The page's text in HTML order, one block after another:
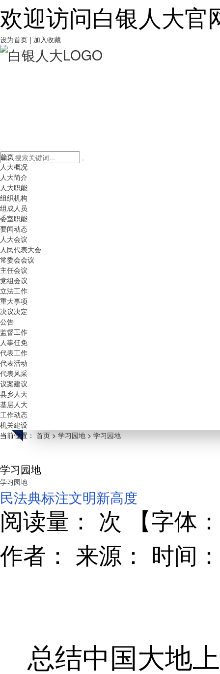
欢迎访问白银人大官
设为首页 | 加入收藏
首页
人大概况
人大简介
人大职能
组织机构
组成人员
委室职能
要闻动态
人大会议
人民代表大会
常委会会议
主任会议
党组会议
立法工作
重大事项
决议决定
公告
监督工作
人事任免
代表工作
代表活动
代表风采
议案建议
县乡人大
基层人大
工作动态
机关建设
当前位置： 首页 > 学习园地 > 学习园地
学习园地
学习园地
民法典标注文明新高度
阅读量： 302
次 【
作者： 来源： 时间
总结中国大地